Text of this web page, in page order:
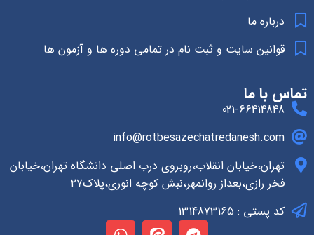
درباره ما
قوانین سایت و ثبت نام در تمامی دوره ها و آزمون ها
تماس با ما
021-66414848
info@rotbesazechatredanesh.com
تهران،خیابان انقلاب،روبروی درب اصلی دانشگاه تهران،خیابان
فخر رازی،بعداز روانمهر،نبش کوچه انوری،پلاک۲۷
کد پستی : 1314873165